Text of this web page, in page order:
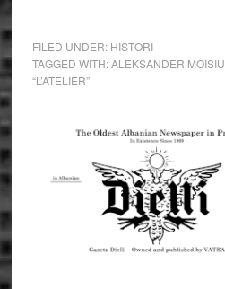
FILED UNDER: HISTORI
TAGGED WITH:ALEKSANDER MOISIU
“L’ATELIER”